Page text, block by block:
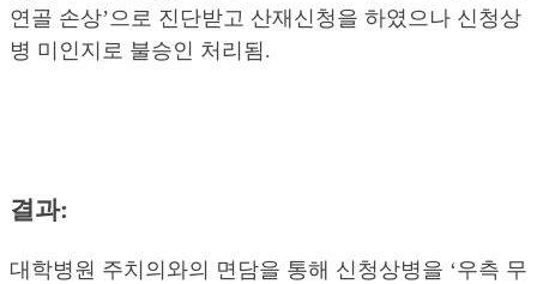
연골 손상’으로 진단받고 산재신청을 하였으나 신청상
병 미인지로 불승인 처리됨.
결과:
대학병원 주치의와의 면담을 통해 신청상병을 ‘우측 무